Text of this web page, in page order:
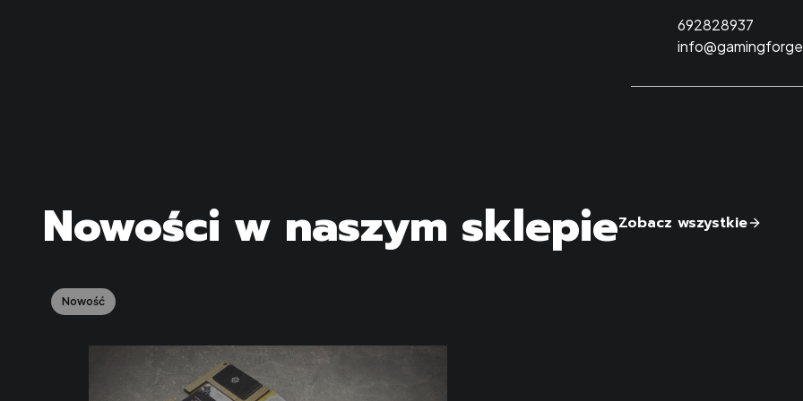
692828937
Nowości w naszym sklepieZobacz wszystkie
Nowość